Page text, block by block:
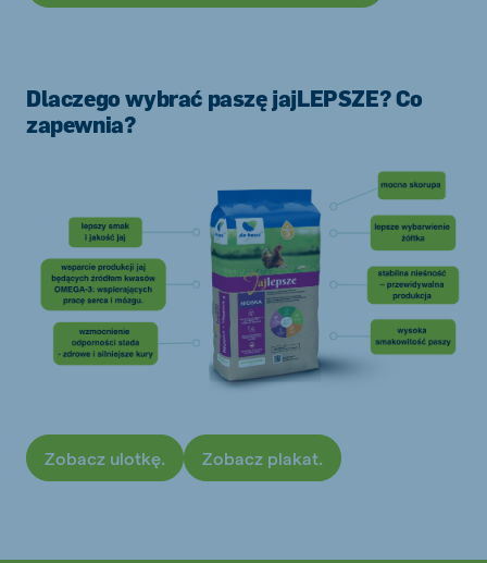
Dlaczego wybrać paszę jajLEPSZE? Co
zapewnia?
Zobacz ulotkę. Zobacz plakat.